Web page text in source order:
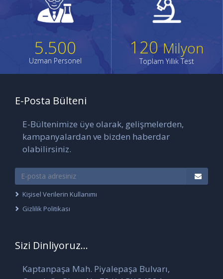
5.500
Uzman Personel
120 Milyon
Toplam Yıllık Test
E-Posta Bülteni
E-Bültenimize üye olarak, gelişmelerden,
kampanyalardan ve bizden haberdar
olabilirsiniz.
Kişisel Verilerin Kullanımı
Gizlilik Politikası
Sizi Dinliyoruz...
Kaptanpaşa Mah. Piyalepaşa Bulvarı,